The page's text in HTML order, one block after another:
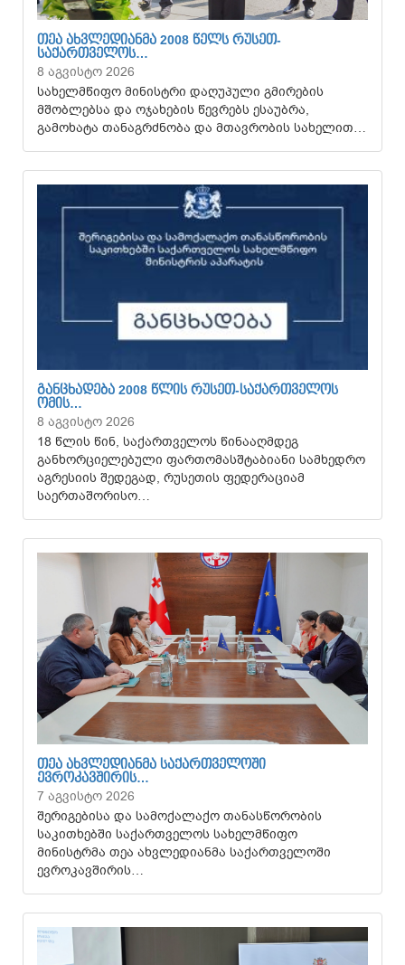
ᲗᲔᲐ ᲐᲮᲕᲚᲔᲓᲘᲐᲜᲛᲐ 2008 ᲬᲔᲚᲡ ᲠᲣᲡᲔᲗ-
ᲡᲐᲥᲐᲠᲗᲕᲔᲚᲝᲡ…
8 აგვისტო 2026
სახელმწიფო მინისტრი დაღუპული გმირების
მშობლებსა და ოჯახების წევრებს ესაუბრა,
გამოხატა თანაგრძნობა და მთავრობის სახელით…
ᲒᲐᲜᲪᲮᲐᲓᲔᲑᲐ 2008 ᲬᲚᲘᲡ ᲠᲣᲡᲔᲗ-ᲡᲐᲥᲐᲠᲗᲕᲔᲚᲝᲡ
ᲝᲛᲘᲡ…
8 აგვისტო 2026
18 წლის წინ, საქართველოს წინააღმდეგ
განხორციელებული ფართომასშტაბიანი სამხედრო
აგრესიის შედეგად, რუსეთის ფედერაციამ
საერთაშორისო…
ᲗᲔᲐ ᲐᲮᲕᲚᲔᲓᲘᲐᲜᲛᲐ ᲡᲐᲥᲐᲠᲗᲕᲔᲚᲝᲨᲘ
ᲔᲕᲠᲝᲙᲐᲕᲨᲘᲠᲘᲡ…
7 აგვისტო 2026
შერიგებისა და სამოქალაქო თანასწორობის
საკითხებში საქართველოს სახელმწიფო
მინისტრმა თეა ახვლედიანმა საქართველოში
ევროკავშირის…